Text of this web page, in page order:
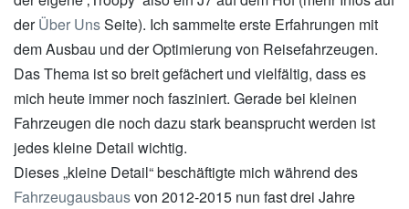
derÜber UnsSeite). Ich sammelte erste Erfahrungen mit
dem Ausbau und der Optimierung von Reisefahrzeugen.
Das Thema ist so breit gefächert und vielfältig, dass es
mich heute immer noch fasziniert. Gerade bei kleinen
Fahrzeugen die noch dazu stark beansprucht werden ist
jedes kleine Detail wichtig.
Dieses „kleine Detail“ beschäftigte mich während des
Fahrzeugausbausvon 2012-2015 nun fast drei Jahre